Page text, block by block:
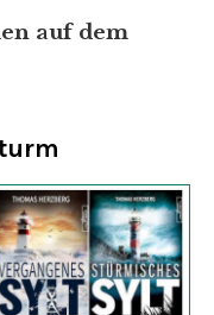
auf dem